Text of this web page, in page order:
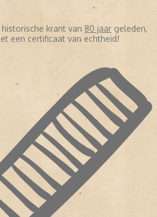
krant van 80 jaar geleden,
een certificaat van echtheid!